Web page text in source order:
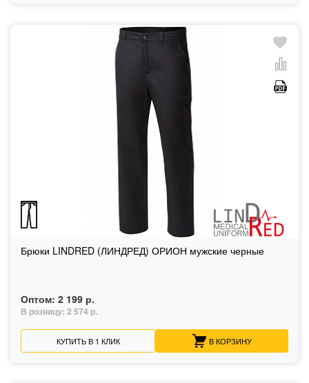
Брюки LINDRED (ЛИНДРЕД) ОРИОН мужские черные
Оптом: 2 199 р.
В розницу: 2 574 р.
КУПИТЬ В 1 КЛИК В КОРЗИНУ